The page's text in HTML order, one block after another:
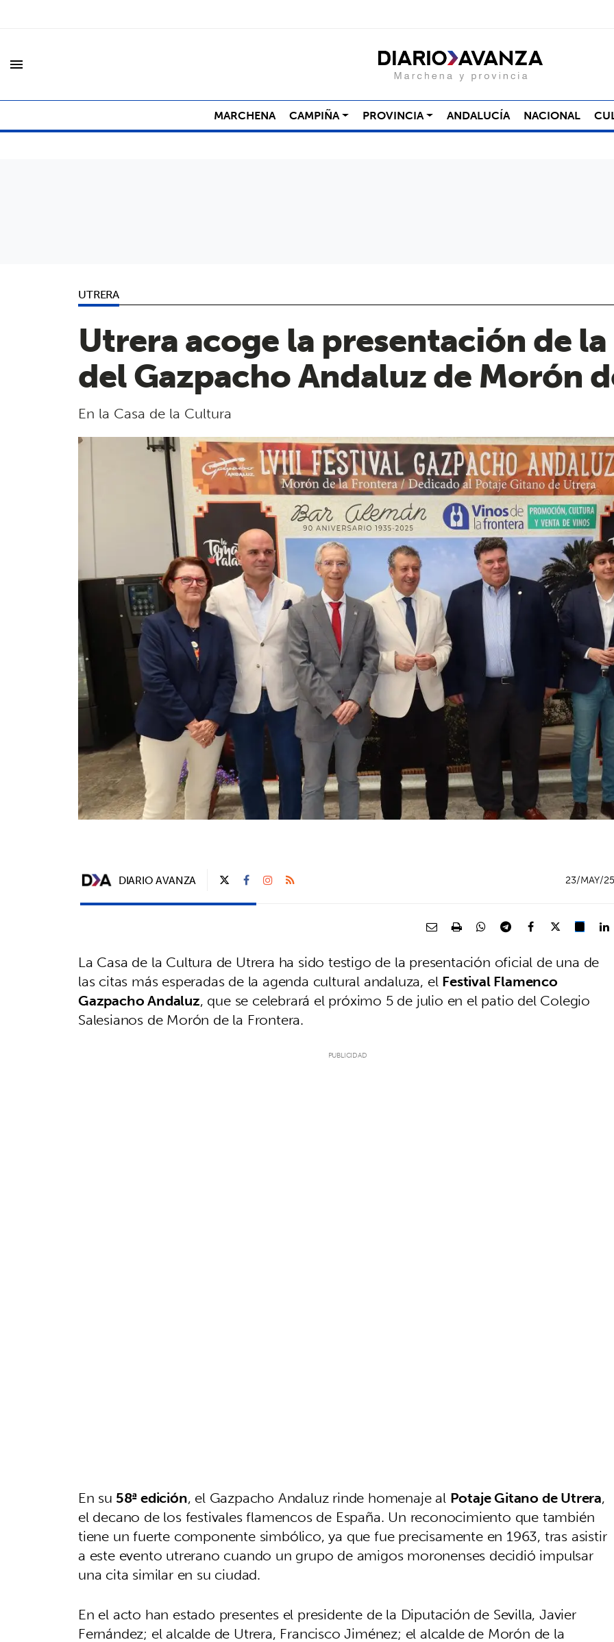
menu
MARCHENA CAMPIÑA PROVINCIA ANDALUCÍA NACIONAL
UTRERA
Utrera acoge la presentación de
del Gazpacho Andaluz de Morón
En la Casa de la Cultura
DIARIO AVANZA 23/MAY/25
La Casa de la Cultura de Utrera ha sido testigo de la presentación oficial de una de
las citas más esperadas de la agenda cultural andaluza, elFestival Flamenco
Gazpacho Andaluz, que se celebrará el próximo 5 de julio en el patio del Colegio
Salesianos de Morón de la Frontera.
En su 58ª edición, el Gazpacho Andaluz rinde homenaje al Potaje Gitano de Utrera,
el decano de los festivales flamencos de España. Un reconocimiento que también
tiene un fuerte componente simbólico, ya que fue precisamente en 1963, tras asistir
a este evento utrerano cuando un grupo de amigos moronenses decidió impulsar
una cita similar en su ciudad.
En el acto han estado presentes el presidente de la Diputación de Sevilla, Javier
Fernández; el alcalde de Utrera, Francisco Jiménez; el alcalde de Morón de la